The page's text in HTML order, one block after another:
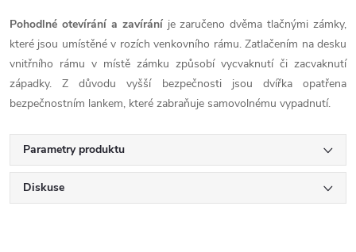
Pohodlné otevírání a zavíráníje zaručeno dvěma tlačnými zámky,
které jsou umístěné v rozích venkovního rámu. Zatlačením na desku
vnitřního rámu v místě zámku způsobí vycvaknutí či zacvaknutí
západky. Z důvodu vyšší bezpečnosti jsou dvířka opatřena
bezpečnostním lankem, které zabraňuje samovolnému vypadnutí.
Parametry produktu
Diskuse